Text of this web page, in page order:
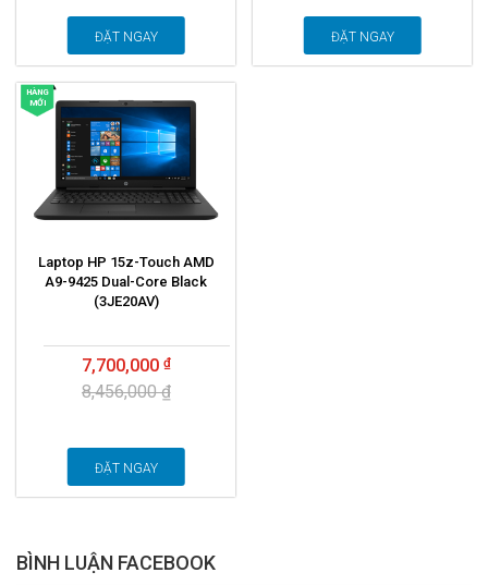
ĐẶT NGAY ĐẶT NGAY
HÀNG
MỚI
Laptop HP 15z-Touch AMD
A9-9425 Dual-Core Black
(3JE20AV)
7,700,000
8,456,000 ₫
ĐẶT NGAY
BÌNH LUẬN FACEBOOK